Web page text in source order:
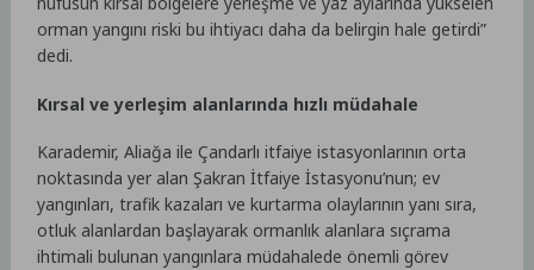
orman yangını riski bu ihtiyacı daha da belirgin hale getirdi”
dedi.
Kırsal ve yerleşim alanlarında hızlı müdahale
Karademir, Aliağa ile Çandarlı itfaiye istasyonlarının orta
noktasında yer alan Şakran İtfaiye İstasyonu’nun; ev
yangınları, trafik kazaları ve kurtarma olaylarının yanı sıra,
otluk alanlardan başlayarak ormanlık alanlara sıçrama
ihtimali bulunan yangınlara müdahalede önemli görev